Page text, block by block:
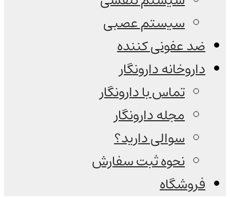
سیستم عصبی
ضد عفونی کننده
داروخانه دارونگار
تماس با دارونگار
مجله دارونگار
سوالی دارید؟
نحوه ثبت سفارش
فروشگاه